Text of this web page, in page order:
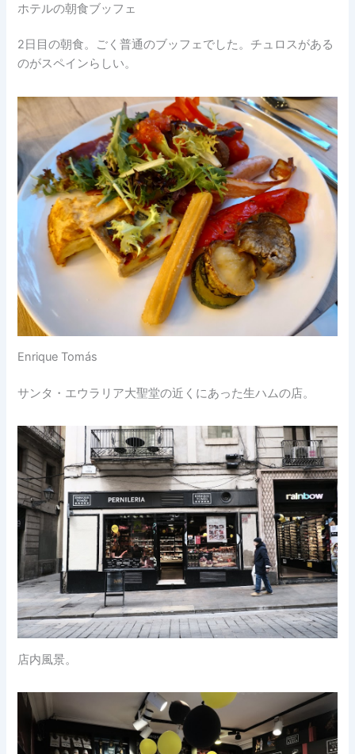
ホテルの朝食ブッフェ
2日目の朝食。ごく普通のブッフェでした。チュロスがある
のがスペインらしい。
Enrique Tomás
サンタ・エウラリア大聖堂の近くにあった生ハムの店。
店内風景。